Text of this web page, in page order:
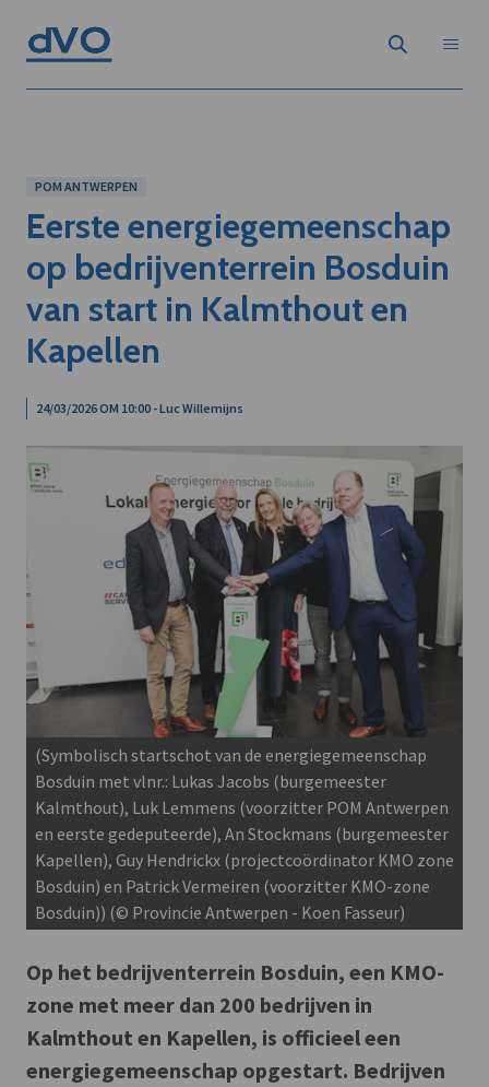
POM ANTWERPEN
Eerste energiegemeenschap
op bedrijventerrein Bosduin
van start in Kalmthout en
Kapellen
24/03/2026 OM 10:00 - Luc Willemijns
(Symbolisch startschot van de energiegemeenschap
Bosduin met vlnr.: Lukas Jacobs (burgemeester
Kalmthout), Luk Lemmens (voorzitter POM Antwerpen
en eerste gedeputeerde), An Stockmans (burgemeester
Kapellen), Guy Hendrickx (projectcoördinator KMO zone
Bosduin) en Patrick Vermeiren (voorzitter KMO-zone
Bosduin)) (© Provincie Antwerpen - Koen Fasseur)
Op het bedrijventerrein Bosduin, een KMO-
zone met meer dan 200 bedrijven in
Kalmthout en Kapellen, is officieel een
energiegemeenschap opgestart. Bedrijven